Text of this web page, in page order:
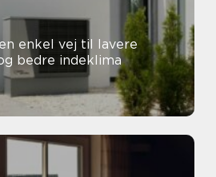
enkel vej til lavere
bedre indeklima